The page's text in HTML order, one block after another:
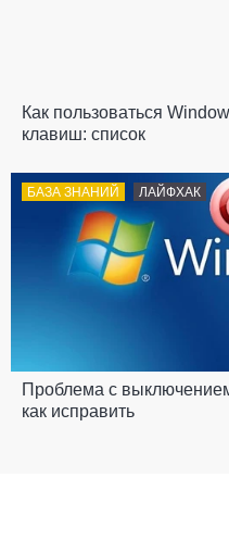
Как пользоваться
клавиш: список
БАЗА ЗНАНИЙ ЛАЙФХАК
Проблема с
как исправить